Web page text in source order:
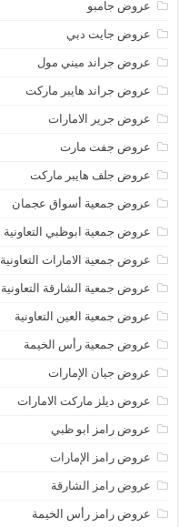
عروض جامبو
عروض جايت دبي
عروض جراند ميني مول
عروض جراند هايبر ماركت
عروض جرير الامارات
عروض جفت مارت
عروض جلف هايبر ماركت
عروض جمعية أسواق عجمان
عروض جمعية ابوظبي التعاونية
عروض جمعية الامارات التعاونية
عروض جمعية الشارقة التعاونية
عروض جمعية العين التعاونية
عروض جمعية رأس الخيمة
عروض جيان الإمارات
عروض ديلز ماركت الامارات
عروض رامز ابو ظبي
عروض رامز الإمارات
عروض رامز الشارقة
عروض رامز رأس الخيمة